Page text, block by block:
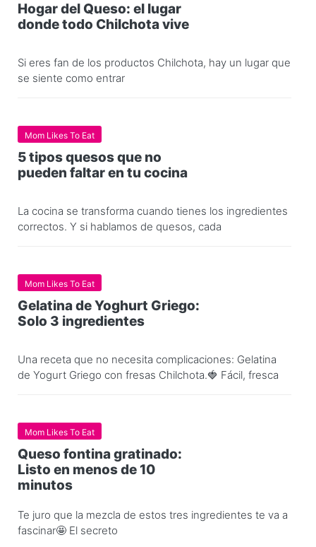
Hogar del Queso: el lugar
donde todo Chilchota vive
Si eres fan de los productos Chilchota, hay un lugar que
se siente como entrar
Mom Likes To Eat
5 tipos quesos que no
pueden faltar en tu cocina
La cocina se transforma cuando tienes los ingredientes
correctos. Y si hablamos de quesos, cada
Mom Likes To Eat
Gelatina de Yoghurt Griego:
Solo 3 ingredientes
Una receta que no necesita complicaciones: Gelatina
de Yogurt Griego con fresas Chilchota.🍓 Fácil, fresca
Mom Likes To Eat
Queso fontina gratinado:
Listo en menos de 10
minutos
Te juro que la mezcla de estos tres ingredientes te va a
fascinar🤩 El secreto